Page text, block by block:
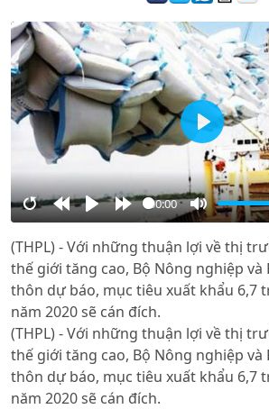
RestartRewind
10s
PlayForward
10s
00:00
Mute
Play
(THPL) - Với những thuận lợi về thị
thế giới tăng cao, Bộ Nông nghiệp
thôn dự báo, mục tiêu xuất khẩu 6,7
năm 2020 sẽ cán đích.
(THPL) - Với những thuận lợi về thị
thế giới tăng cao, Bộ Nông nghiệp
thôn dự báo, mục tiêu xuất khẩu 6,7
năm 2020 sẽ cán đích.